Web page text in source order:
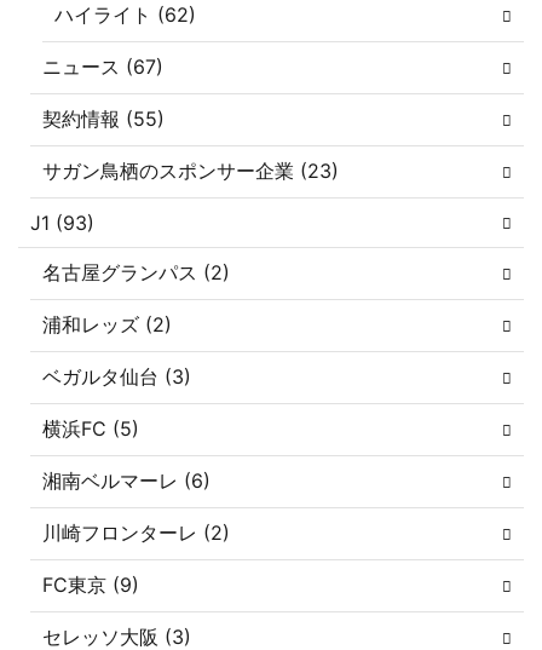
ハイライト (62)
ニュース (67)
契約情報 (55)
サガン鳥栖のスポンサー企業 (23)
J1 (93)
名古屋グランパス (2)
浦和レッズ (2)
ベガルタ仙台 (3)
横浜FC (5)
湘南ベルマーレ (6)
川崎フロンターレ (2)
FC東京 (9)
セレッソ大阪 (3)